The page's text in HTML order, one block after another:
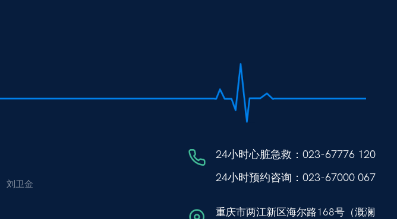
刘卫金
24小时心脏急救： 023-67776 120
24小时预约咨询： 023-67000 067
重庆市两江新区海尔路168号（溉澜